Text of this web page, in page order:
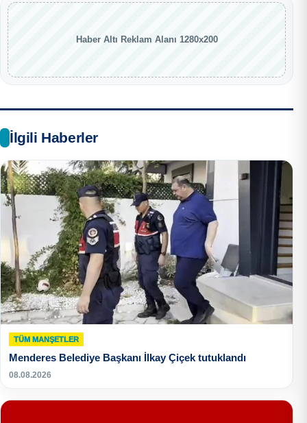
Haber Altı Reklam Alanı 1280x200
İlgili Haberler
TÜM MANŞETLER
Menderes Belediye Başkanı İlkay Çiçek tutuklandı
08.08.2026